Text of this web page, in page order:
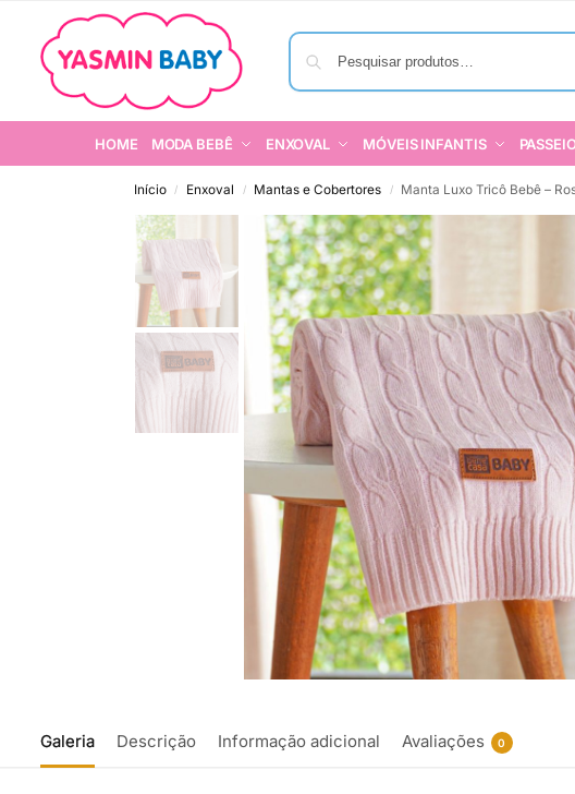
HOME MODA BEBÊ ENXOVAL MÓVEIS INFANTIS
Início / Enxoval / Mantas e Cobertores / Manta Luxo Tricô Bebê –
Galeria Descrição Informação adicional Avaliações 0